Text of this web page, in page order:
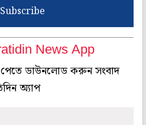
Subscribe
News App
ডাউনলোড করুন সংবাদ
অ্যাপ